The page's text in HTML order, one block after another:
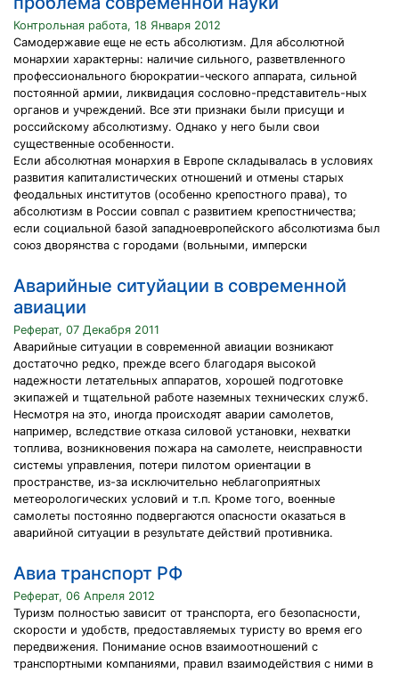
Контрольная работа, 18 Января 2012
Самодержавие еще не есть абсолютизм. Для абсолютной
монархии характерны: наличие сильного, разветвленного
профессионального бюрократии-ческого аппарата, сильной
постоянной армии, ликвидация сословно-представитель-ных
органов и учреждений. Все эти признаки были присущи и
российскому абсолютизму. Однако у него были свои
существенные особенности.
Если абсолютная монархия в Европе складывалась в условиях
развития капиталистических отношений и отмены старых
феодальных институтов (особенно крепостного права), то
абсолютизм в России совпал с развитием крепостничества;
если социальной базой западноевропейского абсолютизма был
союз дворянства с городами (вольными, имперски
Аварийные ситуйации в современной
авиации
Реферат, 07 Декабря 2011
Аварийные ситуации в современной авиации возникают
достаточно редко, прежде всего благодаря высокой
надежности летательных аппаратов, хорошей подготовке
экипажей и тщательной работе наземных технических служб.
Несмотря на это, иногда происходят аварии самолетов,
например, вследствие отказа силовой установки, нехватки
топлива, возникновения пожара на самолете, неисправности
системы управления, потери пилотом ориентации в
пространстве, из-за исключительно неблагоприятных
метеорологических условий и т.п. Кроме того, военные
самолеты постоянно подвергаются опасности оказаться в
аварийной ситуации в результате действий противника.
Авиа транспорт РФ
Реферат, 06 Апреля 2012
Туризм полностью зависит от транспорта, его безопасности,
скорости и удобств, предоставляемых туристу во время его
передвижения. Понимание основ взаимоотношений с
транспортными компаниями, правил взаимодействия с ними в